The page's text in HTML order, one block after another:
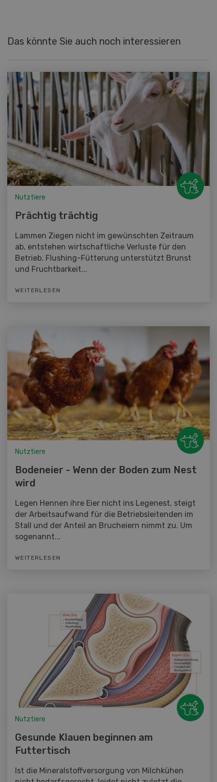
Das könnte Sie auch noch interessieren
Nutztiere
Prächtig trächtig
Lammen Ziegen nicht im gewünschten Zeitraum
ab, entstehen wirtschaftliche Verluste für den
Betrieb. Flushing-Fütterung unterstützt Brunst
und Fruchtbarkeit...
WEITERLESEN
Nutztiere
Bodeneier - Wenn der Boden zum Nest
wird
Legen Hennen ihre Eier nicht ins Legenest, steigt
der Arbeitsaufwand für die Betriebsleitenden im
Stall und der Anteil an Brucheiern nimmt zu. Um
sogenannt...
WEITERLESEN
Nutztiere
Gesunde Klauen beginnen am
Futtertisch
Ist die Mineralstoffversorgung von Milchkühen